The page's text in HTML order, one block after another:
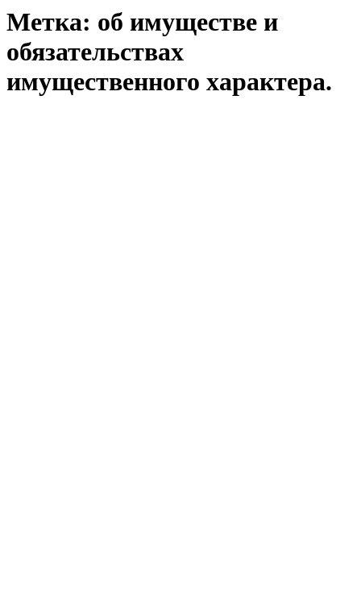
Метка: об имуществе и
обязательствах
имущественного характера.